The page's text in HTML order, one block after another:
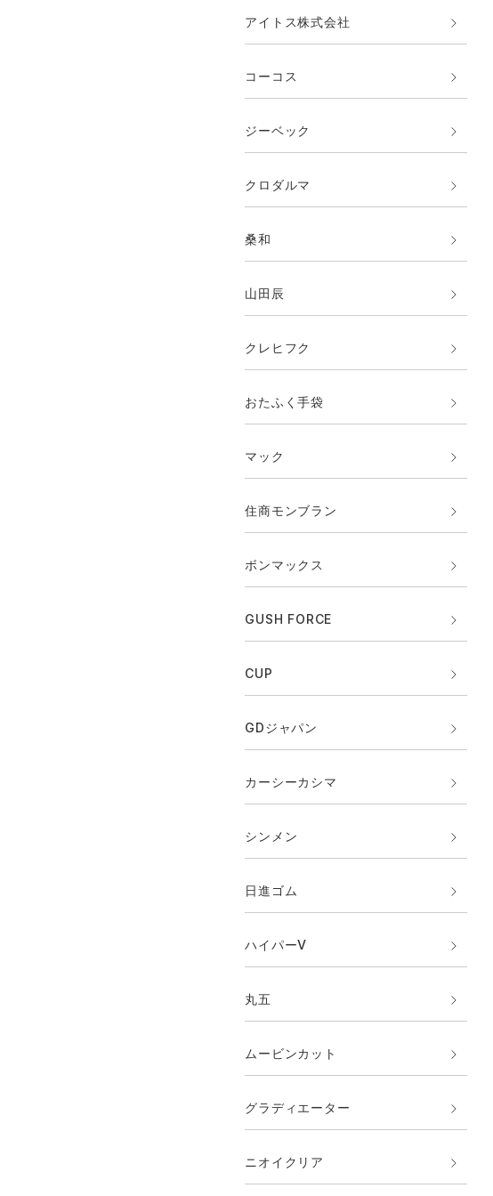
アイトス株式会社
コーコス
ジーベック
クロダルマ
桑和
山田辰
クレヒフク
おたふく手袋
マック
住商モンブラン
ボンマックス
GUSH FORCE
CUP
GDジャパン
カーシーカシマ
シンメン
日進ゴム
ハイパーV
丸五
ムービンカット
グラディエーター
ニオイクリア